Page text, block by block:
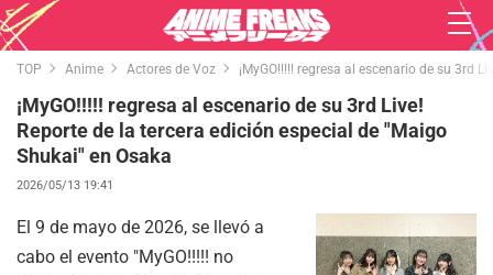
TOP Anime Actores de Voz ¡MyGO!!!!! regresa al escenario de su 3rd
¡MyGO!!!!! regresa al escenario de su 3rd Live!
Reporte de la tercera edición especial de "Maigo
Shukai" en Osaka
2026/05/13 19:41
El 9 de mayo de 2026, se llevó a
cabo el evento "MyGO!!!!! no